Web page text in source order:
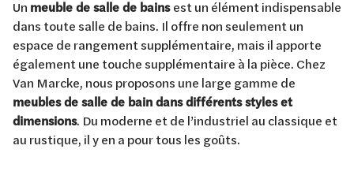
Un meuble de salle de bainsest un élément indispensable
dans toute salle de bains. Il offre non seulement un
espace de rangement supplémentaire, mais il apporte
également une touche supplémentaire à la pièce. Chez
Van Marcke, nous proposons une large gamme de
meubles de salle de bain dans différents styles et
dimensions. Du moderne et de l’industriel au classique et
au rustique, il y en a pour tous les goûts.